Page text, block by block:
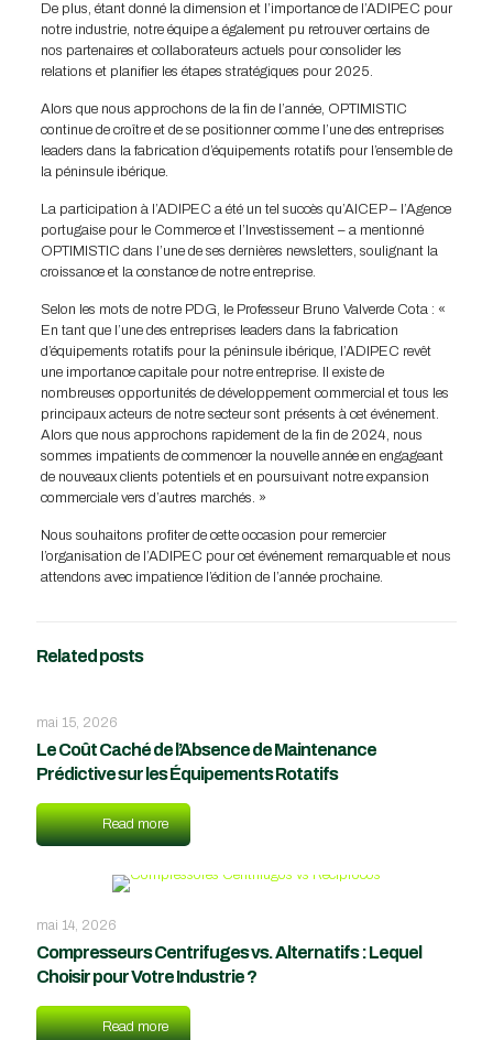
De plus, étant donné la dimension et l’importance de l’ADIPEC pour
notre industrie, notre équipe a également pu retrouver certains de
nos partenaires et collaborateurs actuels pour consolider les
relations et planifier les étapes stratégiques pour 2025.
Alors que nous approchons de la fin de l’année, OPTIMISTIC
continue de croître et de se positionner comme l’une des entreprises
leaders dans la fabrication d’équipements rotatifs pour l’ensemble de
la péninsule ibérique.
La participation à l’ADIPEC a été un tel succès qu’AICEP – l’Agence
portugaise pour le Commerce et l’Investissement – a mentionné
OPTIMISTIC dans l’une de ses dernières newsletters, soulignant la
croissance et la constance de notre entreprise.
Selon les mots de notre PDG, le Professeur Bruno Valverde Cota : «
En tant que l’une des entreprises leaders dans la fabrication
d’équipements rotatifs pour la péninsule ibérique, l’ADIPEC revêt
une importance capitale pour notre entreprise. Il existe de
nombreuses opportunités de développement commercial et tous les
principaux acteurs de notre secteur sont présents à cet événement.
Alors que nous approchons rapidement de la fin de 2024, nous
sommes impatients de commencer la nouvelle année en engageant
de nouveaux clients potentiels et en poursuivant notre expansion
commerciale vers d’autres marchés. »
Nous souhaitons profiter de cette occasion pour remercier
l’organisation de l’ADIPEC pour cet événement remarquable et nous
attendons avec impatience l’édition de l’année prochaine.
Related posts
mai 15, 2026
Le Coût Caché de l’Absence de Maintenance
Prédictive sur les Équipements Rotatifs
Read more
mai 14, 2026
Compresseurs Centrifuges vs. Alternatifs : Lequel
Choisir pour Votre Industrie ?
Read more